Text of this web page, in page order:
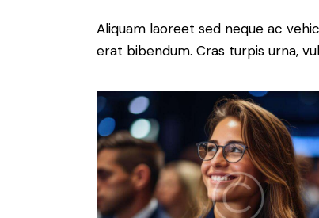
Aliquam laoreet sed neque ac
erat bibendum. Cras turpis urna,